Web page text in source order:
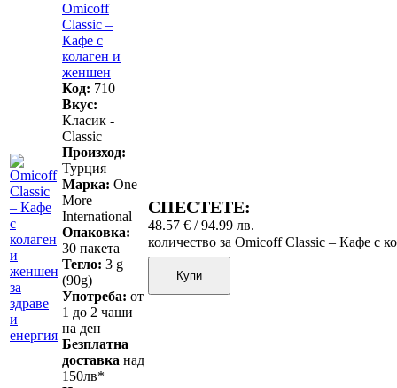
Omicoff
Classic –
Кафе с
колаген и
женшен
Код: 710
Вкус:
Класик -
Classic
Произход:
Турция
Марка: One
More
International
Опаковка:
30 пакета
Тегло: 3 g
(90g)
Употреба: от
1 до 2 чаши
на ден
Безплатна
доставка над
150лв*
СПЕСТЕТЕ:
48.57 € / 94.99 лв.
количество за Omicoff Classic – Кафе с
Купи